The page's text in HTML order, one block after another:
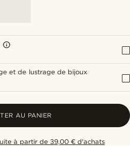
et de lustrage de bijoux
AU PANIER
à partir de 39,00 € d'achats